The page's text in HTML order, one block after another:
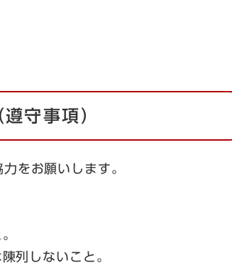
守事項）
をお願いします。
列しないこと。